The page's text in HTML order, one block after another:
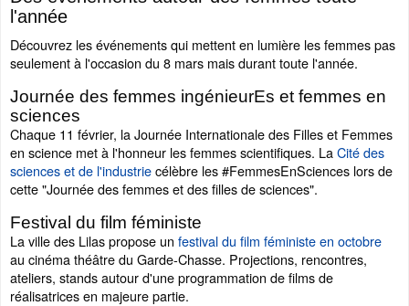
l'année
Découvrez les événements qui mettent en lumière les femmes pas
seulement à l'occasion du 8 mars mais durant toute l'année.
Journée des femmes ingénieurEs et femmes en
sciences
Chaque 11 février, la Journée Internationale des Filles et Femmes
en science met à l'honneur les femmes scientifiques. LaCité des
sciences et de l'industriecélèbre les #FemmesEnSciences lors de
cette "Journée des femmes et des filles de sciences".
Festival du film féministe
La ville des Lilas propose un festival du film féministe en octobre
au cinéma théâtre du Garde-Chasse. Projections, rencontres,
ateliers, stands autour d'une programmation de films de
réalisatrices en majeure partie.